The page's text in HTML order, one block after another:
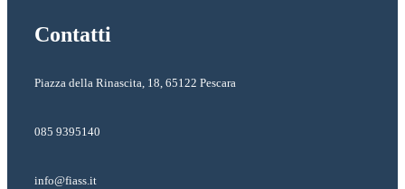
Contatti
Piazza della Rinascita, 18, 65122 Pescara
085 9395140
info@fiass.it